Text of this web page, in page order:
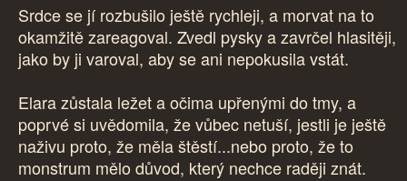
Srdce se jí rozbušilo ještě rychleji, a morvat na to
okamžitě zareagoval. Zvedl pysky a zavrčel hlasitěji,
jako by ji varoval, aby se ani nepokusila vstát.
Elara zůstala ležet a očima upřenými do tmy, a
poprvé si uvědomila, že vůbec netuší, jestli je ještě
naživu proto, že měla štěstí...nebo proto, že to
monstrum mělo důvod, který nechce raději znát.